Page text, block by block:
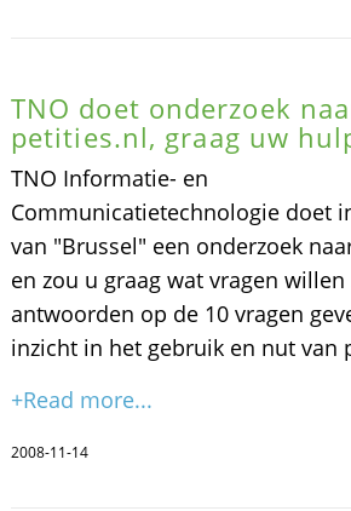
TNO doet onderzoek
petities.nl, graag uw
TNO Informatie- en
Communicatietechnologie doet
van "Brussel" een onderzoek
en zou u graag wat vragen
antwoorden op de 10 vragen
inzicht in het gebruik en nut van
+Read more...
2008-11-14